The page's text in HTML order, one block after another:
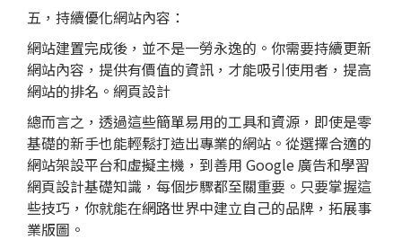
五，持續優化網站內容：
網站建置完成後，並不是一勞永逸的。你需要持續更新
網站內容，提供有價值的資訊，才能吸引使用者，提高
網站的排名。網頁設計
總而言之，透過這些簡單易用的工具和資源，即使是零
基礎的新手也能輕鬆打造出專業的網站。從選擇合適的
網站架設平台和虛擬主機，到善用 Google 廣告和學習
網頁設計基礎知識，每個步驟都至關重要。只要掌握這
些技巧，你就能在網路世界中建立自己的品牌，拓展事
業版圖。